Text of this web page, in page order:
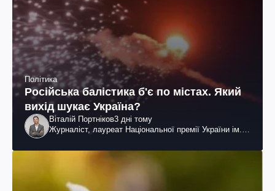
Політика
Російська балістика б'є по містах. Який
вихід шукає Україна?
Віталій Портніков3 дні тому
Журналіст, лауреат Національної премії України ім.